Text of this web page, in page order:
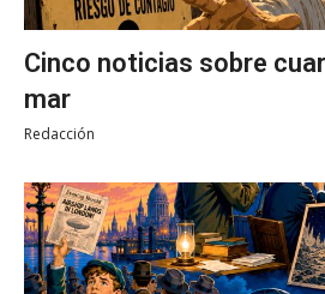
Cinco noticias sobre
mar
Redacción